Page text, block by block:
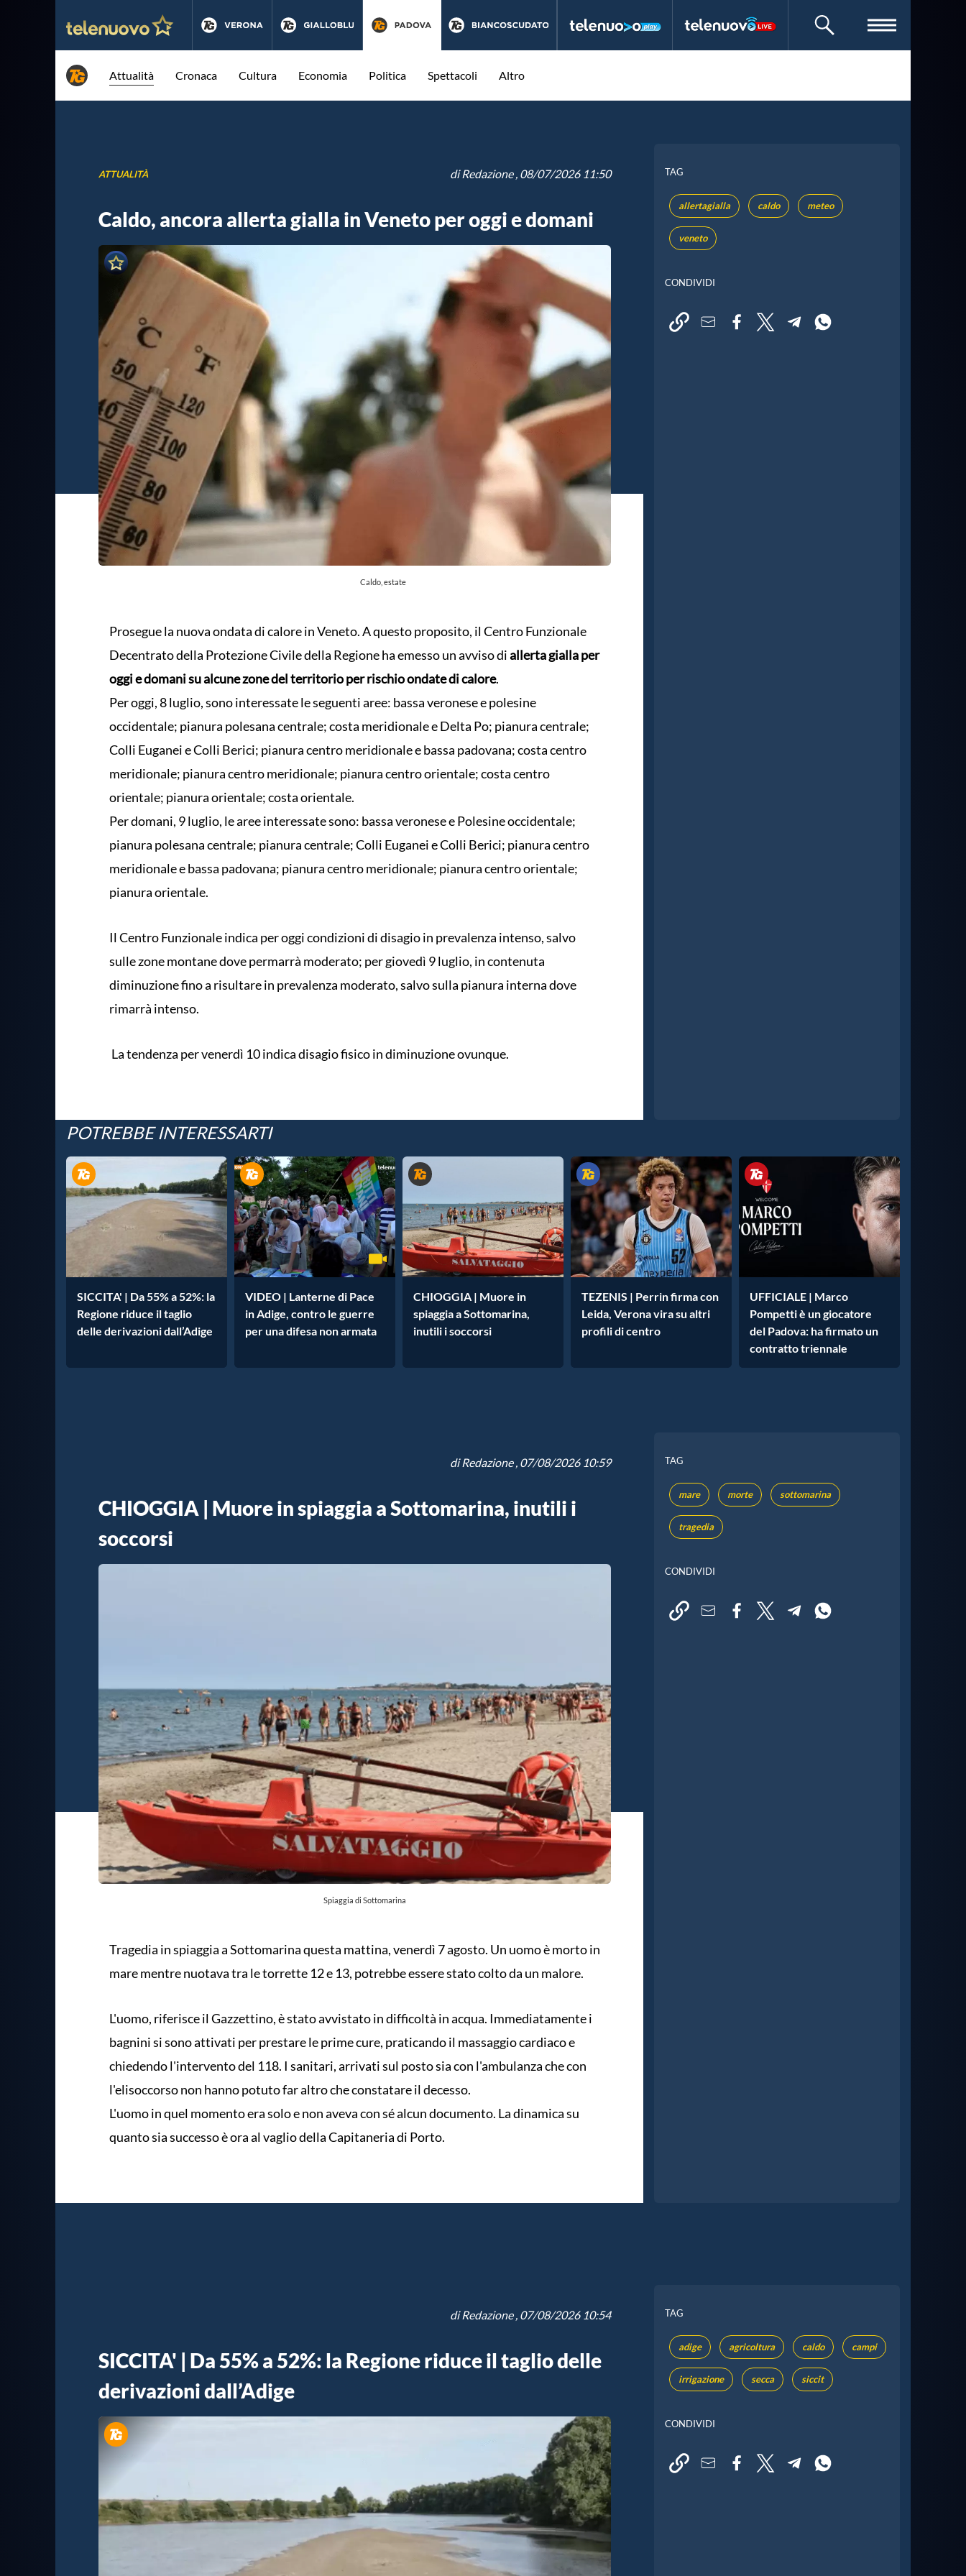
CERCA
Attualità Cronaca Cultura Economia Politica Spettacoli Altro
ATTUALITÀ diRedazione, 08/07/2026 11:50
Caldo, ancora allerta gialla in Veneto per oggi e domani
Caldo, estate
Prosegue la nuova ondata di calore in Veneto. A questo proposito, il Centro Funzionale
Decentrato della Protezione Civile della Regione ha emesso un avviso diallerta gialla per
oggi e domani su alcune zone del territorio per rischio ondate di calore.
Per oggi, 8 luglio, sono interessate le seguenti aree: bassa veronese e polesine
occidentale; pianura polesana centrale; costa meridionale e Delta Po; pianura centrale;
Colli Euganei e Colli Berici; pianura centro meridionale e bassa padovana; costa centro
meridionale; pianura centro meridionale; pianura centro orientale; costa centro
orientale; pianura orientale; costa orientale.
Per domani, 9 luglio, le aree interessate sono: bassa veronese e Polesine occidentale;
pianura polesana centrale; pianura centrale; Colli Euganei e Colli Berici; pianura centro
meridionale e bassa padovana; pianura centro meridionale; pianura centro orientale;
pianura orientale.
Il Centro Funzionale indica per oggi condizioni di disagio in prevalenza intenso, salvo
sulle zone montane dove permarrà moderato; per giovedì 9 luglio, in contenuta
diminuzione fino a risultare in prevalenza moderato, salvo sulla pianura interna dove
rimarrà intenso.
La tendenza per venerdì 10 indica disagio fisico in diminuzione ovunque.
TAG
allertagialla caldo meteo
veneto
CONDIVIDI
POTREBBE INTERESSARTI
SICCITA' | Da 55% a 52%: la
Regione riduce il taglio
delle derivazioni dall’Adige
VIDEO | Lanterne di Pace
in Adige, contro le guerre
per una difesa non armata
CHIOGGIA | Muore in
spiaggia a Sottomarina,
inutili i soccorsi
TEZENIS | Perrin firma con
Leida, Verona vira su altri
profili di centro
UFFICIALE | Marco
Pompetti è un giocatore
del Padova: ha firmato un
contratto triennale
diRedazione, 07/08/2026 10:59
CHIOGGIA | Muore in spiaggia a Sottomarina, inutili i
soccorsi
Spiaggia di Sottomarina
Tragedia in spiaggia a Sottomarina questa mattina, venerdì 7 agosto. Un uomo è morto in
mare mentre nuotava tra le torrette 12 e 13, potrebbe essere stato colto da un malore.
L'uomo, riferisce il Gazzettino, è stato avvistato in difficoltà in acqua. Immediatamente i
bagnini si sono attivati per prestare le prime cure, praticando il massaggio cardiaco e
chiedendo l'intervento del 118. I sanitari, arrivati sul posto sia con l'ambulanza che con
l'elisoccorso non hanno potuto far altro che constatare il decesso.
L'uomo in quel momento era solo e non aveva con sé alcun documento. La dinamica su
quanto sia successo è ora al vaglio della Capitaneria di Porto.
TAG
mare morte sottomarina
tragedia
CONDIVIDI
diRedazione, 07/08/2026 10:54
SICCITA' | Da 55% a 52%: la Regione riduce il taglio delle
derivazioni dall’Adige
TAG
adige agricoltura caldo campi
irrigazione secca siccit
CONDIVIDI